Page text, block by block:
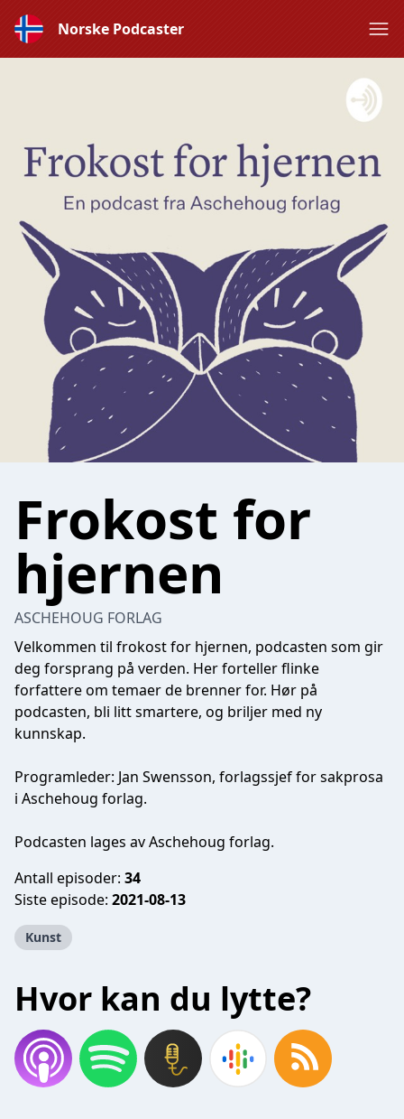
Norske Podcaster
Frokost for
hjernen
ASCHEHOUG FORLAG
Velkommen til frokost for hjernen, podcasten som gir
deg forsprang på verden. Her forteller flinke
forfattere om temaer de brenner for. Hør på
podcasten, bli litt smartere, og briljer med ny
kunnskap.
Programleder: Jan Swensson, forlagssjef for sakprosa
i Aschehoug forlag.
Podcasten lages av Aschehoug forlag.
Antall episoder: 34
Siste episode: 2021-08-13
Kunst
Hvor kan du lytte?